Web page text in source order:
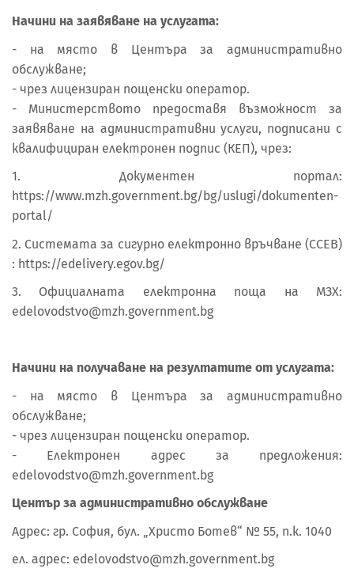
Начини на заявяване на услугата:
- на място в Центъра за административно
обслужване;
- чрез лицензиран пощенски оператор.
- Министерството предоставя възможност за
заявяване на административни услуги, подписани с
квалифициран електронен подпис (КЕП), чрез:
1. Документен портал:
https://www.mzh.government.bg/bg/uslugi/dokumenten-
portal/
2. Системата за сигурно електронно връчване (ССЕВ)
: https://edelivery.egov.bg/
3. Официалната електронна поща на МЗХ:
edelovodstvo@mzh.government.bg
Начини на получаване на резултатите от услугата:
- на място в Центъра за административно
обслужване;
- чрез лицензиран пощенски оператор.
- Електронен адрес за предложения:
edelovodstvo@mzh.government.bg
Център за административно обслужване
Адрес: гр. София, бул. „Христо Ботев“ № 55, п.к. 1040
ел. адрес: edelovodstvo@mzh.government.bg